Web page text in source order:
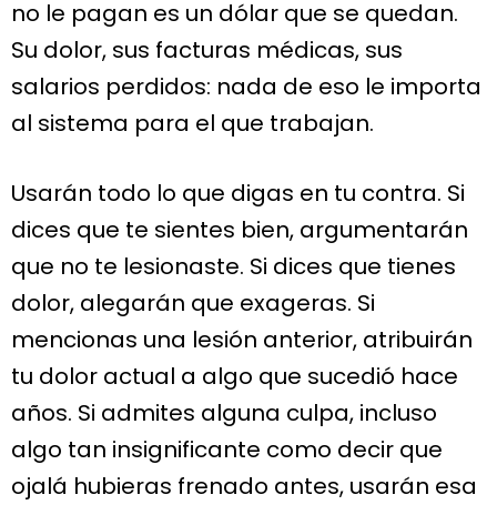
no le pagan es un dólar que se quedan.
Su dolor, sus facturas médicas, sus
salarios perdidos: nada de eso le importa
al sistema para el que trabajan.
Usarán todo lo que digas en tu contra. Si
dices que te sientes bien, argumentarán
que no te lesionaste. Si dices que tienes
dolor, alegarán que exageras. Si
mencionas una lesión anterior, atribuirán
tu dolor actual a algo que sucedió hace
años. Si admites alguna culpa, incluso
algo tan insignificante como decir que
ojalá hubieras frenado antes, usarán esa